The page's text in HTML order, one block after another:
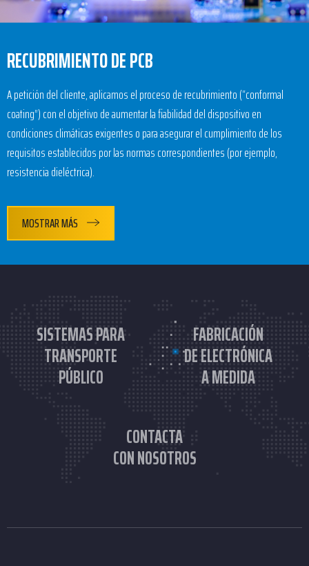
RECUBRIMIENTO DE PCB
A petición del cliente, aplicamos el proceso de recubrimiento (“conformal
coating”) con el objetivo de aumentar la fiabilidad del dispositivo en
condiciones climáticas exigentes o para asegurar el cumplimiento de los
requisitos establecidos por las normas correspondientes (por ejemplo,
resistencia dieléctrica).
MOSTRAR MÁS
SISTEMAS PARA
TRANSPORTE
PÚBLICO
FABRICACIÓN
DE ELECTRÓNICA
A MEDIDA
CONTACTA
CON NOSOTROS